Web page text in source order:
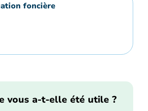
foncière
vous a-t-elle été utile ?